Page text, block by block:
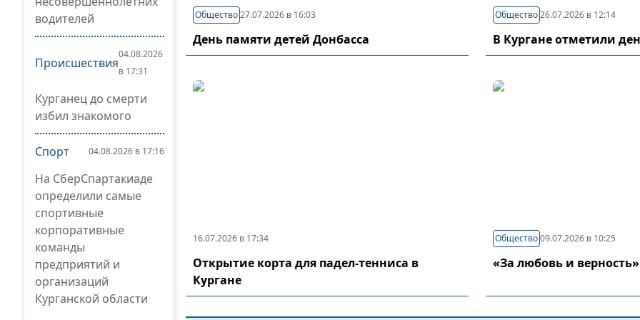
водителей
Происшествия
04.08.2026
в 17:31
Курганец до смерти
избил знакомого
Спорт 04.08.2026 в 17:16
На СберСпартакиаде
определили самые
спортивные
корпоративные
команды
предприятий и
организаций
Курганской области
Общество27.07.2026 в 16:03
День памяти детей Донбасса
Общество 26.07.2026 в 12:14
В Кургане отметили
16.07.2026 в 17:34
Открытие корта для падел-тенниса в
Кургане
Общество 09.07.2026 в 10:25
«За любовь и верность»